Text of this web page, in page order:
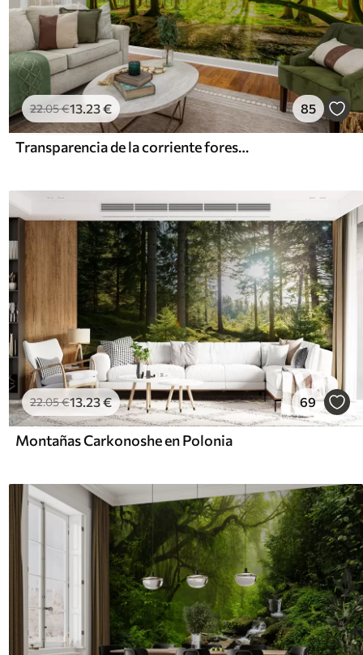
22.05€13.23€ 85
Transparencia de la corriente forestal
22.05€13.23€ 69
Montañas Carkonoshe en Polonia